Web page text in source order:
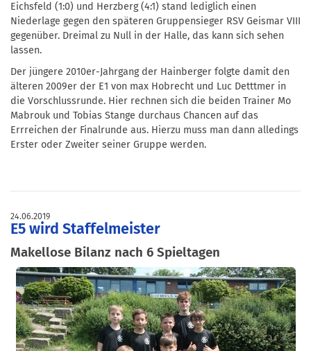
Eichsfeld (1:0) und Herzberg (4:1) stand lediglich einen
Niederlage gegen den späteren Gruppensieger RSV Geismar VIII
gegenüber. Dreimal zu Null in der Halle, das kann sich sehen
lassen.
Der jüngere 2010er-Jahrgang der Hainberger folgte damit den
älteren 2009er der E1 von max Hobrecht und Luc Detttmer in
die Vorschlussrunde. Hier rechnen sich die beiden Trainer Mo
Mabrouk und Tobias Stange durchaus Chancen auf das
Errreichen der Finalrunde aus. Hierzu muss man dann alledings
Erster oder Zweiter seiner Gruppe werden.
24.06.2019
E5 wird Staffelmeister
Makellose Bilanz nach 6 Spieltagen